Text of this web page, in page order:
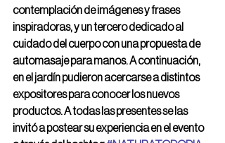
contemplación de imágenes y frases
inspiradoras, y un tercero dedicado al
cuidado del cuerpo con una propuesta de
automasaje para manos. A continuación,
en el jardín pudieron acercarse a distintos
expositores para conocer los nuevos
productos. A todas las presentes se las
invitó a postear su experiencia en el evento